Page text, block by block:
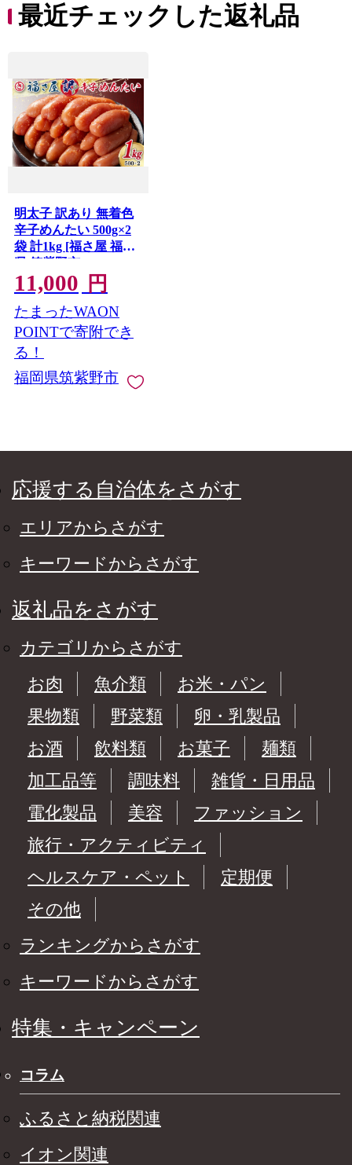
最近チェックした返礼品
明太子 訳あり 無着色
辛子めんたい 500g×2
袋 計1kg [福さ屋 福岡
県 筑紫野市 21760584]
たらこ ふくさや 辛子
明太子 めんたいこ ふ
くさや めんたい 福岡
博多 博多名物 冷凍 訳
あり 訳アリ 家庭用 お
つまみ
11,000 円
たまったWAON
POINTで寄附でき
る！
福岡県筑紫野市
応援する自治体をさがす
エリアからさがす
キーワードからさがす
返礼品をさがす
カテゴリからさがす
お肉
魚介類
お米・パン
果物類
野菜類
卵・乳製品
お酒
飲料類 お菓子
麺類
加工品等
調味料
雑貨・日用品
電化製品
美容
ファッション
旅行・アクティビティ
ヘルスケア・ペット
定期便
その他
ランキングからさがす
キーワードからさがす
特集・キャンペーン
コラム
ふるさと納税関連
イオン関連